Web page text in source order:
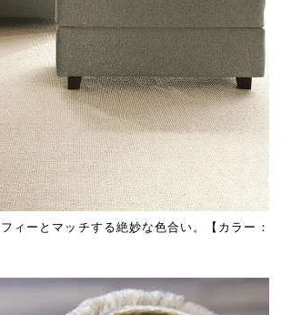
ィーとマッチする絶妙な色合い。【カラー：